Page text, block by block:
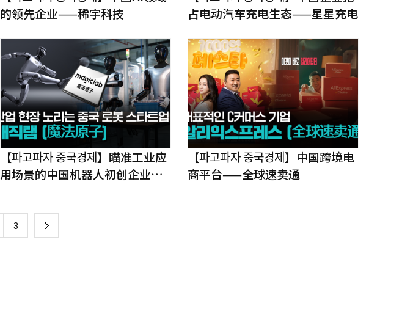
的领先企业——稀宇科技
占电动汽车充电生态——星星充电
【파고파자 중국경제】瞄准工业应
用场景的中国机器人初创企业——
【파고파자 중국경제】中国跨境电
商平台——全球速卖通
3 下